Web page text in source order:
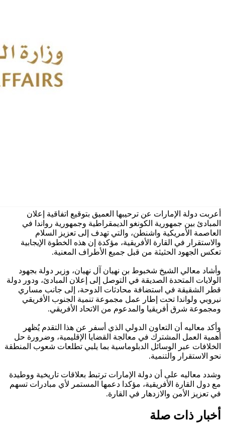
أعربت دولة الإمارات عن ترحيبها العميق بتوقيع اتفاقية إعلان
المبادئ بين جمهورية الكونغو الديمقراطية وجمهورية رواندا في
العاصمة الأمريكية واشنطن، والتي تهدف إلى تعزيز السلام
والاستقرار في القارة الأفريقية، مؤكدة إن هذه الخطوة الإيجابية
تعكس الجهود الحثيثة من قبل جميع الأطراف المعنية.
وأشاد معالي الشيخ شخبوط بن نهيان آل نهيان، وزير دولة بجهود
الولايات المتحدة الصديقة في التوصل إلى إعلان المبادئ، ودور دولة
قطر الشقيقة في استضافة محادثات الدوحة، إلى جانب مساري
نيروبي ولواندا تحت إطار عمل مجموعة تنمية الجنوب الأفريقي
ومجموعة شرق أفريقيا والمدعوم من الاتحاد الأفريقي.
وأكد معاليه أن التعاون الدولي الذي أسفر عن هذا التقدم يُظهر
أهمية العمل المشترك في معالجة القضايا الإقليمية، وضرورة حل
الخلافات عبر الوسائل الدبلوماسية بما يلبي تطلعات شعوب المنطقة
نحو الاستقرار والتنمية.
وشدد معاليه على أن دولة الإمارات ترتبط بعلاقات تاريخية ووطيدة
مع دول القارة الأفريقية، مؤكدا دعمها المستمر لأي مبادرات تسهم
في تعزيز الأمن والازدهار في القارة.
أخبار ذات صلة